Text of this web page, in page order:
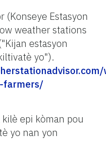
(Konseye Estasyon
weather stations
estasyon
yo").
farmers/
epi kòman pou
yo nan yon